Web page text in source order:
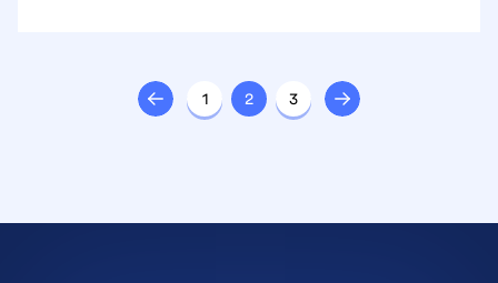
brute de développement
1 2 3